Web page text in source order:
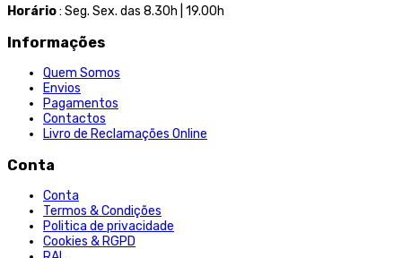
Horário: Seg. Sex. das 8.30h | 19.00h
Informações
Quem Somos
Envios
Pagamentos
Contactos
Livro de Reclamações Online
Conta
Conta
Termos & Condições
Politica de privacidade
Cookies & RGPD